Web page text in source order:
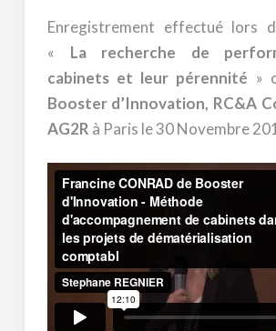
Enregistrement effectué lors
« La recherche de
cabinets et leur pérennité »
Booster d’Innovation, RC&A
AG2R à Paris le 30 Novembre